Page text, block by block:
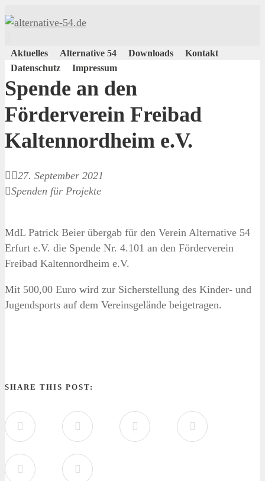
Aktuelles Alternative 54 Downloads
Kontakt
Datenschutz
Impressum
Spende an den
Förderverein Freibad
Kaltennordheim e.V.
27. September 2021
Spenden für Projekte
MdL Patrick Beier übergab für den Verein Alternative 54
Erfurt e.V. die Spende Nr. 4.101 an den Förderverein
Freibad Kaltennordheim e.V.
Mit 500,00 Euro wird zur Sicherstellung des Kinder- und
Jugendsports auf dem Vereinsgelände beigetragen.
SHARE THIS POST: